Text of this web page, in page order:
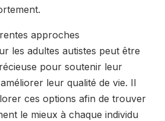
approches
les adultes autistes peut être
pour soutenir leur
leur qualité de vie. Il
ces options afin de trouver
le mieux à chaque individu